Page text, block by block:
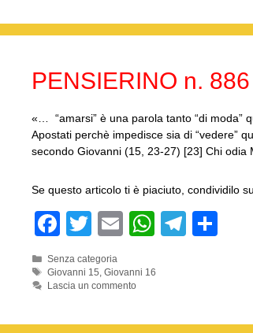
b
o
A
p
a
vi
PENSIERINO n.
«… “amarsi” è una parola tanto “di moda”
Apostati perchè impedisce sia di “vedere”
secondo Giovanni (15, 23-27) [23] Chi odia
Se questo articolo ti è piaciuto, condividilo
F
c
b
T
wi
tt
E
ail
W
at
A
T
a
vi
Categorie
Senza categoria
Tag
Giovanni 15 ,Giovanni 16
Lascia un commento